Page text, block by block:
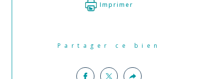
Imprimer
Partager ce bien